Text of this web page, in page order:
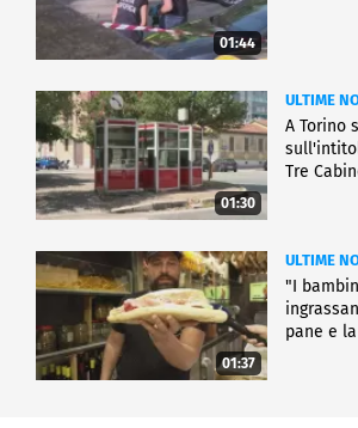
01:44
01:30
ULTIME
A Torino
Tre
01:37
ULTIME
"I
pane e